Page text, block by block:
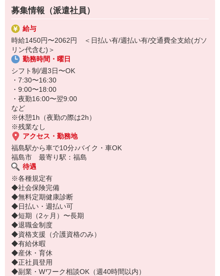
・病室の清掃
・シーツ交換
など
充実の研修制度あり◎
未経験でも着実に成長できます！
わからないことはなんでも気軽に聞いてください＊
医療現場は景気に左右されず、安定性抜群！
しっかりスキルを身につけて、長く働ける環境です♪
ミドル層もプロへ成長可能◎
ご応募お待ちしております！
募集情報（派遣社員）
給与
時給1450円〜2062円 ＜日払い有/週払い有/交通費全支給(ガソ
リン代含む)＞
勤務時間・曜日
シフト制/週3日〜OK
・7:30〜16:30
・9:00〜18:00
・夜勤16:00〜翌9:00
など
※休憩1h（夜勤の際は2h）
※残業なし
アクセス・勤務地
福島駅から車で10分♪バイク・車OK
福島市 最寄り駅：福島
待遇
※各種規定有
◆社会保険完備
◆無料定期健康診断
◆日払い・週払い可
◆短期（2ヶ月）〜長期
◆退職金制度
◆資格支援（介護資格のみ）
◆有給休暇
◆産休・育休
◆正社員登用
◆副業・Wワーク相談OK（週40時間以内）